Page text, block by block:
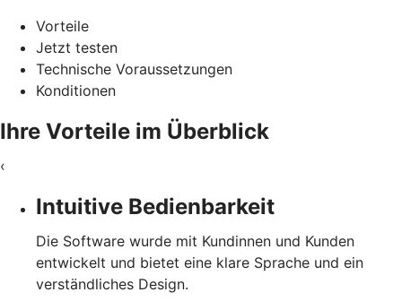
Vorteile
Jetzt testen
Technische Voraussetzungen
Konditionen
Ihre Vorteile im Überblick
‹
Intuitive Bedienbarkeit
Die Software wurde mit Kundinnen und Kunden
entwickelt und bietet eine klare Sprache und ein
verständliches Design.